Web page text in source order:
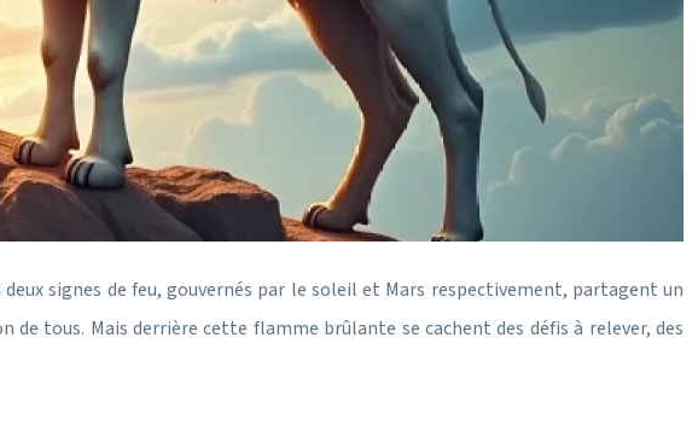
signes de feu, gouvernés par le soleil et Mars respectivement, partagent un
tous. Mais derrière cette flamme brûlante se cachent des défis à relever, des